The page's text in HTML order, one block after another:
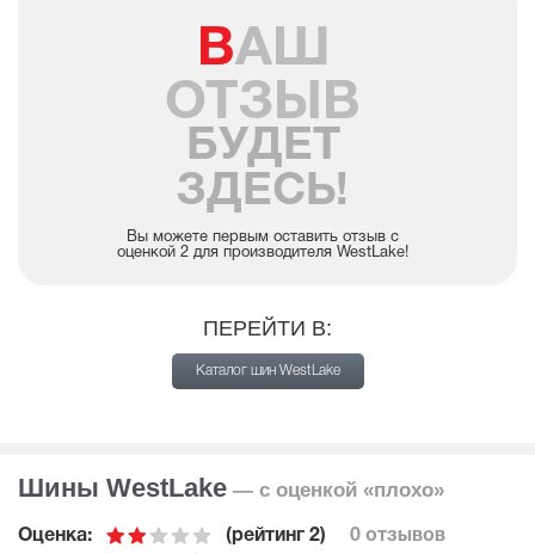
ВАШ
ОТЗЫВ
БУДЕТ
ЗДЕСЬ!
Вы можете первым оставить отзыв с
оценкой 2 для производителя WestLake!
ПЕРЕЙТИ В:
Каталог шин WestLake
Шины WestLake — с оценкой «плохо»
Оценка: (рейтинг 2) 0 отзывов